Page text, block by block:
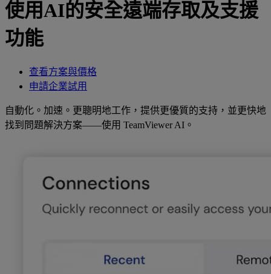
使用AI的安全遠端存取及支援
功能
查看方案與價格
申請企業試用
自動化。加速。更聰明地工作，提供更優質的支持，並更快地
找到問題解決方案——使用 TeamViewer AI。